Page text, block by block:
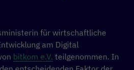
für wirtschaftliche
am Digital
bitkom e.V. teilgenommen. In